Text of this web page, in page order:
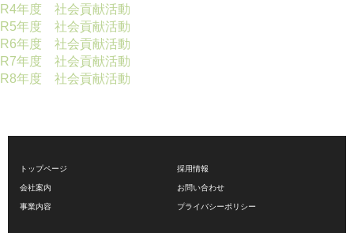
R4年度 社会貢献活動
R5年度 社会貢献活動
R6年度 社会貢献活動
R7年度 社会貢献活動
R8年度 社会貢献活動
トップページ
会社案内
事業内容
採用情報
お問い合わせ
プライバシーポリシー